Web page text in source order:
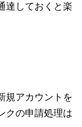
達しておくと楽
規アカウントを
クの申請処理は